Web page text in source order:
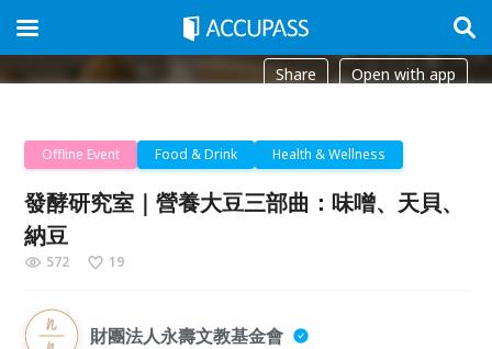
Share Open with app
Offline Event Food & Drink Health & Wellness
發酵研究室｜營養大豆三部曲：味噌、天貝、
納豆
572 19
財團法人永壽文教基金會